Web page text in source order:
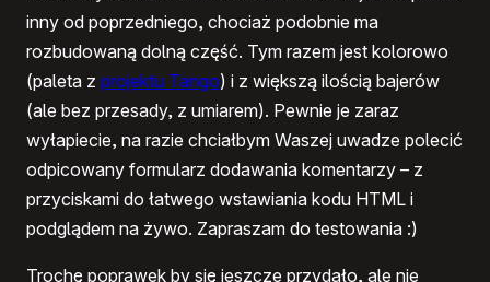
inny od poprzedniego, chociaż podobnie ma
rozbudowaną dolną część. Tym razem jest kolorowo
(paleta z projektu Tango) i z większą ilością bajerów
(ale bez przesady, z umiarem). Pewnie je zaraz
wyłapiecie, na razie chciałbym Waszej uwadze polecić
odpicowany formularz dodawania komentarzy – z
przyciskami do łatwego wstawiania kodu HTML i
podglądem na żywo. Zapraszam do testowania :)
Trochę poprawek by się jeszcze przydało, ale nie